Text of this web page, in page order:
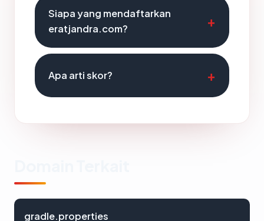
Siapa yang mendaftarkan
eratjandra.com?
Apa arti skor?
gradle.properties